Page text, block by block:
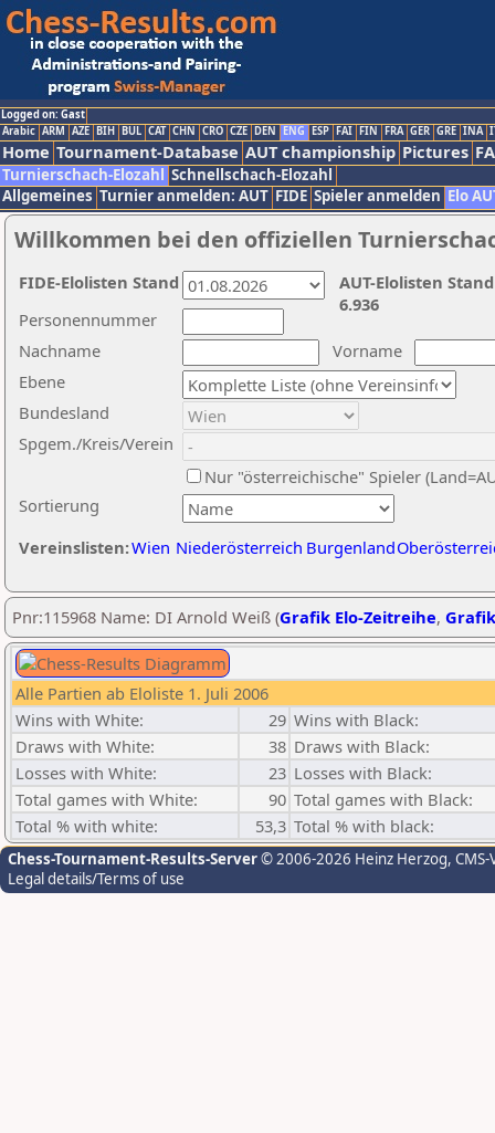
Logged on: Gast
Arabic ARM AZE BIH BUL CAT CHN CRO CZE DEN ENG ESP FAI FIN FRA GER GRE INA
Home Tournament-Database AUT championship Pictures
Turnierschach-Elozahl Schnellschach-Elozahl
Allgemeines Turnier anmelden: AUT FIDE Spieler anmelden Elo
Willkommen bei den offiziellen
Nachname
Vorname
Ebene
Sortierung
Personennummer
Bundesland
Spgem./Kreis/Verein
Nur "österreichische" Spieler
Vereinslisten:Wien Niederösterreich Burgenland
AUT-Elolisten
6.936
FIDE-Elolisten Stand
Pnr:115968 Name: DI Arnold Weiß (Grafik Elo-Zeitreihe,
Alle Partien ab Eloliste 1. Juli 2006
Wins with White:
29 Wins with Black:
Draws with White:
38 Draws with Black:
Losses with White:
23 Losses with Black:
Total games with White:
90 Total games with Black:
Total % with white:
53,3 Total % with black:
Chess-Tournament-Results-Server© 2006-2026 Heinz Herzog,
Legal details/Terms of use